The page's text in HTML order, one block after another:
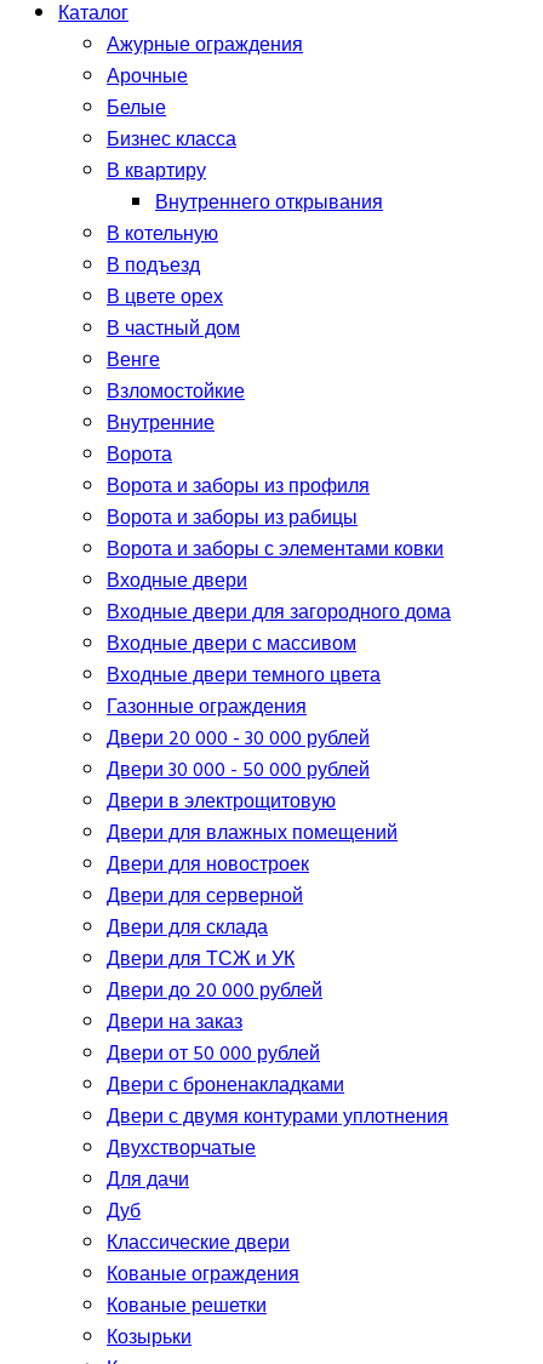
Каталог
Ажурные ограждения
Арочные
Белые
Бизнес класса
В квартиру
Внутреннего открывания
В котельную
В подъезд
В цвете орех
В частный дом
Венге
Взломостойкие
Внутренние
Ворота
Ворота и заборы из профиля
Ворота и заборы из рабицы
Ворота и заборы с элементами ковки
Входные двери
Входные двери для загородного дома
Входные двери с массивом
Входные двери темного цвета
Газонные ограждения
Двери 20 000 - 30 000 рублей
Двери 30 000 - 50 000 рублей
Двери в электрощитовую
Двери для влажных помещений
Двери для новостроек
Двери для серверной
Двери для склада
Двери для ТСЖ и УК
Двери до 20 000 рублей
Двери на заказ
Двери от 50 000 рублей
Двери с броненакладками
Двери с двумя контурами уплотнения
Двухстворчатые
Для дачи
Дуб
Классические двери
Кованые ограждения
Кованые решетки
Козырьки